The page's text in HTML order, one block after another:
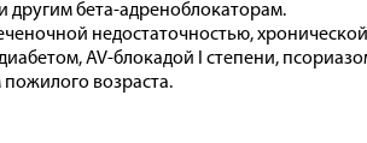
бета-адреноблокаторам.
недостаточностью,
AV-блокадой I степени,
возраста.